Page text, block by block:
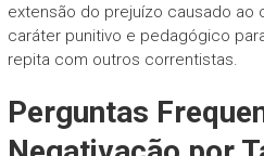
extensão do prejuízo causado ao
caráter punitivo e pedagógico
repita com outros correntistas.
Perguntas